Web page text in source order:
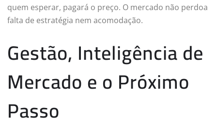
quem esperar, pagará o preço. O mercado não perdoa
falta de estratégia nem acomodação.
Gestão, Inteligência de
Mercado e o Próximo
Passo